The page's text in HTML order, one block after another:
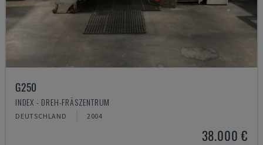
G250
INDEX - DREH-FRÄSZENTRUM
DEUTSCHLAND 2004
38.000 €